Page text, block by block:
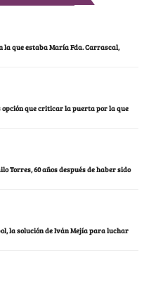
la que estaba María Fda. Carrascal,
opción que criticar la puerta por la que
Torres, 60 años después de haber sido
la solución de Iván Mejía para luchar